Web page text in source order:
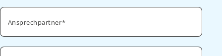
Ansprechpartner